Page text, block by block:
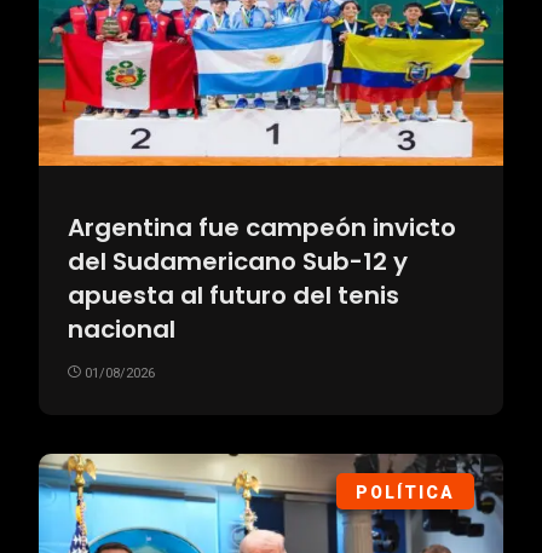
Argentina fue campeón invicto
del Sudamericano Sub-12 y
apuesta al futuro del tenis
nacional
01/08/2026
POLÍTICA